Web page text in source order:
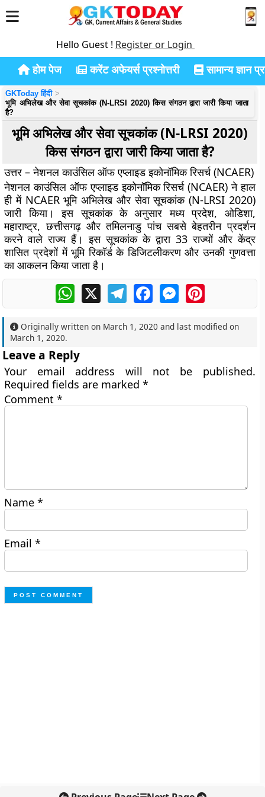
Hello Guest ! Register or Login
होम पेज करेंट अफेयर्स प्रश्नोत्तरी सामान्य ज्ञान
GKToday हिंदी
भूमि अभिलेख और सेवा सूचकांक (N-LRSI 2020) किस संगठन द्वारा जारी किया जाता
है?
भूमि अभिलेख और सेवा सूचकांक (N-LRSI 2020)
किस संगठन द्वारा जारी किया जाता है?
उत्तर – नेशनल काउंसिल ऑफ एप्लाइड इकोनॉमिक रिसर्च (NCAER)
नेशनल काउंसिल ऑफ एप्लाइड इकोनॉमिक रिसर्च (NCAER) ने हाल
ही में NCAER भूमि अभिलेख और सेवा सूचकांक (N-LRSI 2020)
जारी किया। इस सूचकांक के अनुसार मध्य प्रदेश, ओडिशा,
महाराष्ट्र, छत्तीसगढ़ और तमिलनाडु पांच सबसे बेहतरीन प्रदर्शन
करने वाले राज्य हैं। इस सूचकांक के द्वारा 33 राज्यों और केंद्र
शासित प्रदेशों में भूमि रिकॉर्ड के डिजिटलीकरण और उनकी गुणवत्ता
का आकलन किया जाता है।
WhatsApp
X TelegramFacebookMessengerPinterest
Originally written on March 1, 2020 and last modified on
March 1, 2020.
Leave a Reply
Your email address will not be published.
Required fields are marked*
Comment*
Name*
Email*